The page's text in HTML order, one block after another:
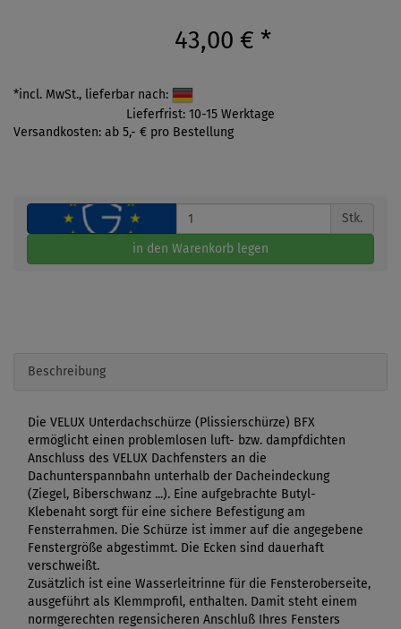
43,00 € *
*incl. MwSt., lieferbar nach:
Lieferfrist: 10-15 Werktage
Versandkosten: ab 5,- € pro Bestellung
Stk.
in den Warenkorb legen
Beschreibung
Die VELUX Unterdachschürze (Plissierschürze) BFX
ermöglicht einen problemlosen luft- bzw. dampfdichten
Anschluss des VELUX Dachfensters an die
Dachunterspannbahn unterhalb der Dacheindeckung
(Ziegel, Biberschwanz ...). Eine aufgebrachte Butyl-
Klebenaht sorgt für eine sichere Befestigung am
Fensterrahmen. Die Schürze ist immer auf die angegebene
Fenstergröße abgestimmt. Die Ecken sind dauerhaft
verschweißt.
Zusätzlich ist eine Wasserleitrinne für die Fensteroberseite,
ausgeführt als Klemmprofil, enthalten. Damit steht einem
normgerechten regensicheren Anschluß Ihres Fensters